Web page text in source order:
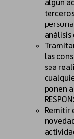
algún
análisis
las
sea
ponen
Remitir